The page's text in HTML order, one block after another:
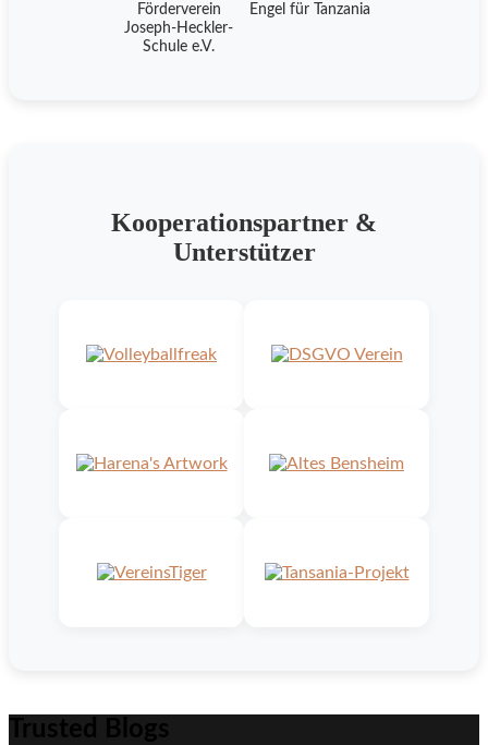
Förderverein
Joseph-Heckler-
Schule e.V.
Engel für Tanzania
Kooperationspartner &
Unterstützer
Trusted Blogs